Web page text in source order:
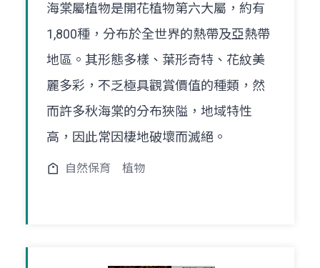
海棠屬植物是開花植物第六大屬，約有
1,800種，分布於全世界的熱帶及亞熱帶
地區。其形態多樣、葉形奇特、花紋美
麗多彩，不乏極具觀賞價值的種類，然
而許多秋海棠的分布狹隘，地域特性
高，因此常因棲地破壞而滅絕。
自然保育 植物